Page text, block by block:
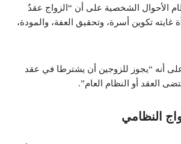
(7) من نظام الأحوال الشخصية على أن “الزواج عقدٌ
تكوين أسرة، وتحقيق العفة، والمودة،
تؤكد المادة (32) على أنه “يجوز للزوجين أن يشترطا في عقد
العقد أو النظام العام”.
النظامي